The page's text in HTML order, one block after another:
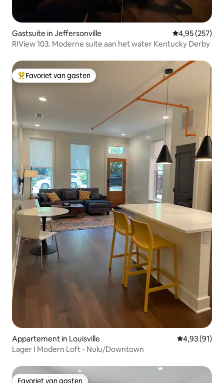
Gastsuite in Jeffersonville Gemiddelde
4,95 (257)
RIView 103. Moderne suite aan het water Kentucky Derby
Topfavoriet van gasten
Favoriet van gasten
Appartement in Louisville Gemiddelde
4,93 (91)
Lager I Modern Loft - Nulu/Downtown
Favoriet van gasten